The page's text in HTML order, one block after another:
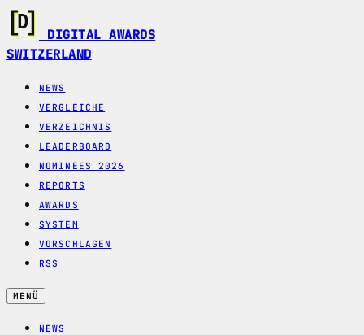
DIGITAL AWARDS
SWITZERLAND
NEWS
VERGLEICHE
VERZEICHNIS
LEADERBOARD
NOMINEES 2026
REPORTS
AWARDS
SYSTEM
VORSCHLAGEN
RSS
MENÜ
NEWS